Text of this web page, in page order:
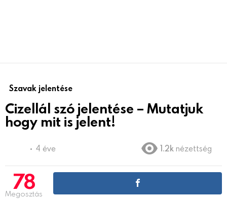
Szavak jelentése
Cizellál szó jelentése – Mutatjuk
hogy mit is jelent!
4 éve 1.2k nézettség
78
Megosztás